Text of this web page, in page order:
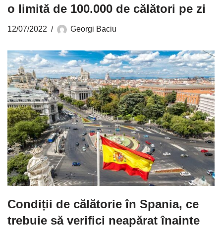
o limită de 100.000 de călători pe zi
12/07/2022 Georgi Baciu
Condiții de călătorie în Spania, ce
trebuie să verifici neapărat înainte